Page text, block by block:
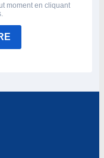
moment en cliquant